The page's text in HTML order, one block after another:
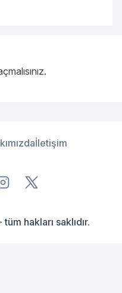
bu tasarımlar içinde
.
İletişim
hakları saklıdır.